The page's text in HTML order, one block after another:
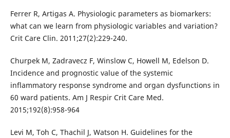
Ferrer R, Artigas A. Physiologic parameters as biomarkers:
what can we learn from physiologic variables and variation?
Crit Care Clin. 2011;27(2):229-240.
Churpek M, Zadravecz F, Winslow C, Howell M, Edelson D.
Incidence and prognostic value of the systemic
inflammatory response syndrome and organ dysfunctions in
60 ward patients. Am J Respir Crit Care Med.
2015;192(8):958-964
Levi M, Toh C, Thachil J, Watson H. Guidelines for the